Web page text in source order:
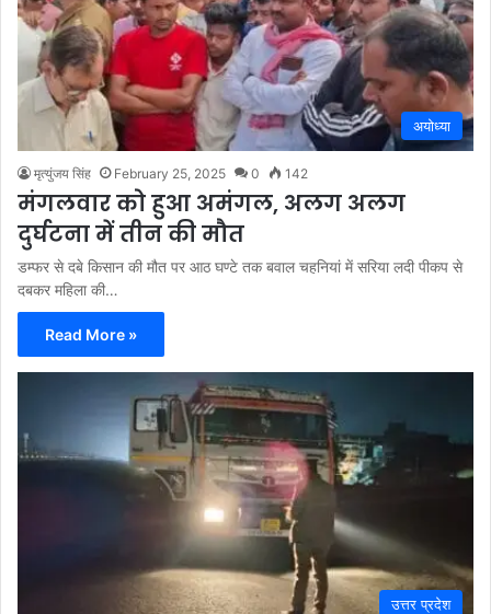
अयोध्या
मृत्युंजय सिंह February 25, 2025 0 142
मंगलवार को हुआ अमंगल, अलग अलग
दुर्घटना में तीन की मौत
डम्फर से दबे किसान की मौत पर आठ घण्टे तक बवाल चहनियां में सरिया लदी पीकप से
दबकर महिला की…
Read More »
उत्तर प्रदेश